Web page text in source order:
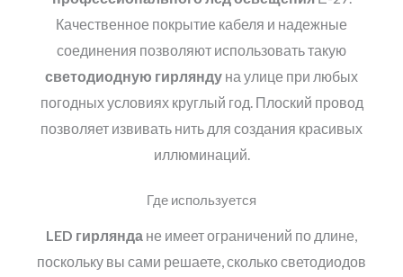
Качественное покрытие кабеля и надежные
соединения позволяют использовать такую
светодиодную гирлянду на улице при любых
погодных условиях круглый год. Плоский провод
позволяет извивать нить для создания красивых
иллюминаций.
Где используется
LED гирлянда не имеет ограничений по длине,
поскольку вы сами решаете, сколько светодиодов